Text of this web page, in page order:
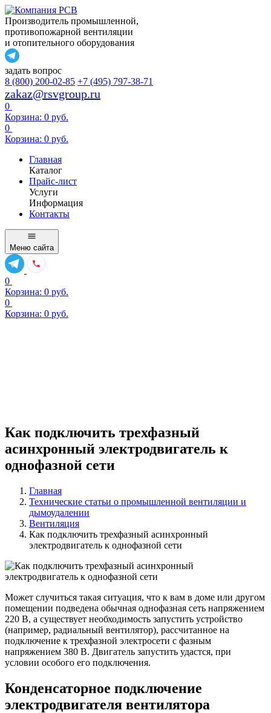
Производитель промышленной,
противопожарной вентиляции
и отопительного оборудования
задать вопрос
8 (800) 200-02-85 +7 (495) 797-38-71
zakaz@rsvgroup.ru
0
Корзина: 0 руб.
0
Корзина: 0 руб.
Главная
Каталог
Прайс-лист
Услуги
Информация
Контакты
Меню сайта
0
Корзина: 0 руб.
0
Корзина: 0 руб.
Как подключить трехфазный
асинхронный электродвигатель к
однофазной сети
Главная
Технические статьи о промышленной вентиляции и
дымоудалении
Вентиляция
Как подключить трехфазный асинхронный
электродвигатель к однофазной сети
Может случиться такая ситуация, что к вам в доме или другом
помещении подведена обычная однофазная сеть напряжением
220 В, а существует необходимость запустить устройство
(например, радиальный вентилятор), рассчитанное на
подключение к трехфазной электросети с фазным
напряжением 380 В. Двигатель запустить удастся, при
условии особого его подключения.
Конденсаторное подключение
электродвигателя вентилятора